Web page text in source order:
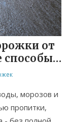
от
способы
морозов и
пропитки,